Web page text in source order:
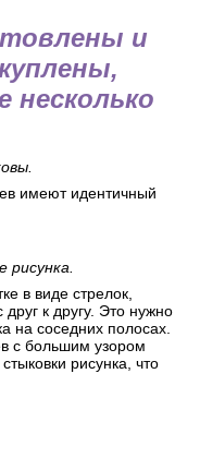
и
имеют идентичный
в виде стрелок,
к другу. Это нужно
на соседних полосах.
с большим узором
рисунка, что